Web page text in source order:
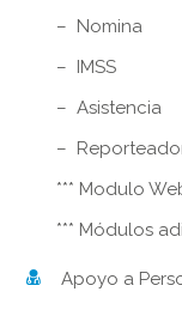
– Nomina
– IMSS
– Asistencia
–
*** Modulo
*** Módulos
Apoyo a